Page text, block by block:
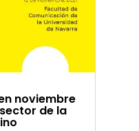
noviembre
de la